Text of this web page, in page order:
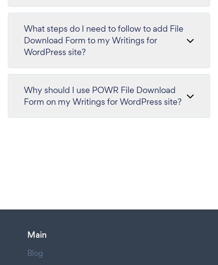
What steps do I need to follow to add File
Download Form to my Writings for
WordPress site?
Why should I use POWR File Download
Form on my Writings for WordPress site?
Main
Blog